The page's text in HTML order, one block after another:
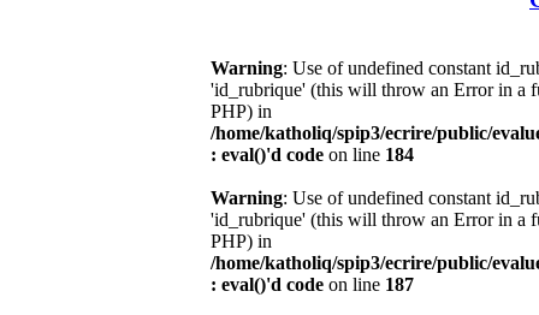
Warning: Use of undefined constant
'id_rubrique' (this will throw an Error in a
PHP) in
/home/katholiq/spip3/ecrire/public/
: eval()'d code on line 184
Warning: Use of undefined constant
'id_rubrique' (this will throw an Error in a
PHP) in
/home/katholiq/spip3/ecrire/public/
: eval()'d code on line 187